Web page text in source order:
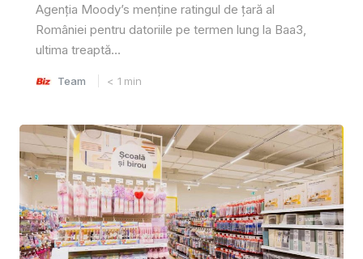
Agenția Moody’s menține ratingul de țară al
României pentru datoriile pe termen lung la Baa3,
ultima treaptă...
Team < 1 min